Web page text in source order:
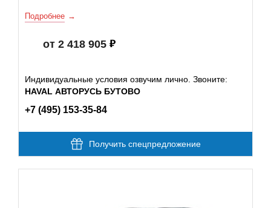
Подробнее
от 2 418 905
Индивидуальные условия озвучим лично. Звоните:
HAVAL АВТОРУСЬ БУТОВО
+7 (495) 153-35-84
Получить спецпредложение